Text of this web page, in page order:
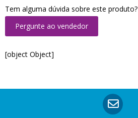
Tem alguma dúvida sobre este produto?
Pergunte ao vendedor
[object Object]